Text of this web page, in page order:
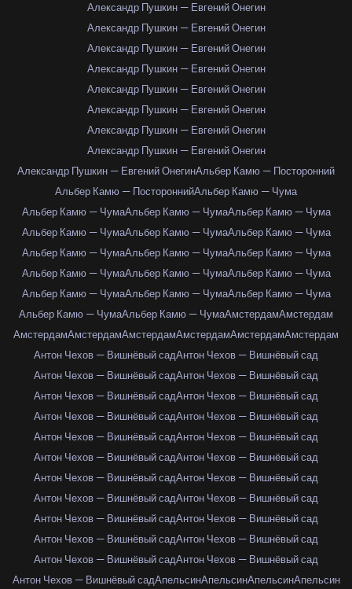
Александр Пушкин — Евгений Онегин
Александр Пушкин — Евгений Онегин
Александр Пушкин — Евгений Онегин
Александр Пушкин — Евгений Онегин
Александр Пушкин — Евгений Онегин
Александр Пушкин — Евгений Онегин
Александр Пушкин — Евгений Онегин
Александр Пушкин — Евгений Онегин
Александр Пушкин — Евгений ОнегинАльбер Камю — Посторонний
Альбер Камю — ПостороннийАльбер Камю — Чума
Альбер Камю — ЧумаАльбер Камю — ЧумаАльбер Камю — Чума
Альбер Камю — ЧумаАльбер Камю — ЧумаАльбер Камю — Чума
Альбер Камю — ЧумаАльбер Камю — ЧумаАльбер Камю — Чума
Альбер Камю — ЧумаАльбер Камю — ЧумаАльбер Камю — Чума
Альбер Камю — ЧумаАльбер Камю — ЧумаАльбер Камю — Чума
Альбер Камю — ЧумаАльбер Камю — ЧумаАмстердамАмстердам
АмстердамАмстердамАмстердамАмстердамАмстердамАмстердам
Антон Чехов — Вишнёвый садАнтон Чехов — Вишнёвый сад
Антон Чехов — Вишнёвый садАнтон Чехов — Вишнёвый сад
Антон Чехов — Вишнёвый садАнтон Чехов — Вишнёвый сад
Антон Чехов — Вишнёвый садАнтон Чехов — Вишнёвый сад
Антон Чехов — Вишнёвый садАнтон Чехов — Вишнёвый сад
Антон Чехов — Вишнёвый садАнтон Чехов — Вишнёвый сад
Антон Чехов — Вишнёвый садАнтон Чехов — Вишнёвый сад
Антон Чехов — Вишнёвый садАнтон Чехов — Вишнёвый сад
Антон Чехов — Вишнёвый садАнтон Чехов — Вишнёвый сад
Антон Чехов — Вишнёвый садАнтон Чехов — Вишнёвый сад
Антон Чехов — Вишнёвый садАнтон Чехов — Вишнёвый сад
Антон Чехов — Вишнёвый садАпельсинАпельсинАпельсинАпельсин